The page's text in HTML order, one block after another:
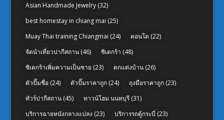
Asian Handmade Jewelry(32)
best homestay in chiang mai (25)
Muay Thai training Chiangmai (24) คอนโด (22)
จัดนำเที่ยวปากีสถาน(46) ซิเดกร้า (48)
ซิเดกร้าเพิ่มความเป็นชาย (23) ตกแต่งบ้าน(26)
ตัวปั๊มชื่อ(24) ตัวปั๊มราคาถูก(24) ถุงมือราคาถูก(23)
ทัวร์ปากีสถาน(45) ทาวน์โฮม นนทบุรี(31)
บริการฉายหนังกลางแปลง (23) บริการรถตู้กระบี่ (23)